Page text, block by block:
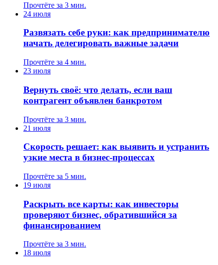
Прочтёте за 3 мин.
24 июля
Развязать себе руки: как предпринимателю
начать делегировать важные задачи
Прочтёте за 4 мин.
23 июля
Вернуть своё: что делать, если ваш
контрагент объявлен банкротом
Прочтёте за 3 мин.
21 июля
Скорость решает: как выявить и устранить
узкие места в бизнес-процессах
Прочтёте за 5 мин.
19 июля
Раскрыть все карты: как инвесторы
проверяют бизнес, обратившийся за
финансированием
Прочтёте за 3 мин.
18 июля